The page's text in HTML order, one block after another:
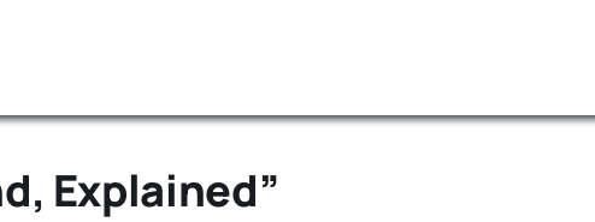
Explained”